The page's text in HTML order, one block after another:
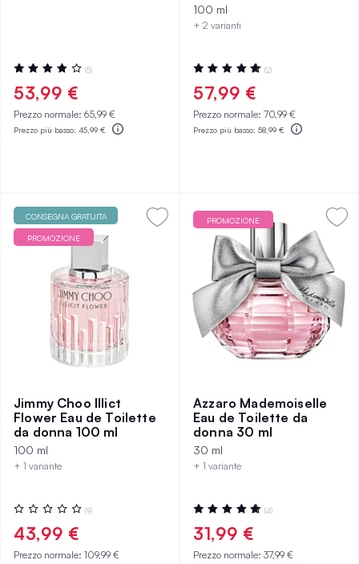
Valutazione:
76%
(5)
53,99 €
Prezzo normale: 65,99 €
Prezzo più basso: 45,99 €
100 ml
+ 2 varianti
Valutazione:
100%
(2)
57,99 €
Prezzo normale: 70,99 €
Prezzo più basso: 58,99 €
CONSEGNA GRATUITA
PROMOZIONE
Jimmy Choo Illict
Flower Eau de Toilette
da donna 100 ml
100 ml
+ 1 variante
Valutazione:
0%
(9)
43,99 €
Prezzo normale: 109,99 €
PROMOZIONE
Azzaro Mademoiselle
Eau de Toilette da
donna 30 ml
30 ml
+ 1 variante
Valutazione:
100%
(4)
31,99 €
Prezzo normale: 37,99 €